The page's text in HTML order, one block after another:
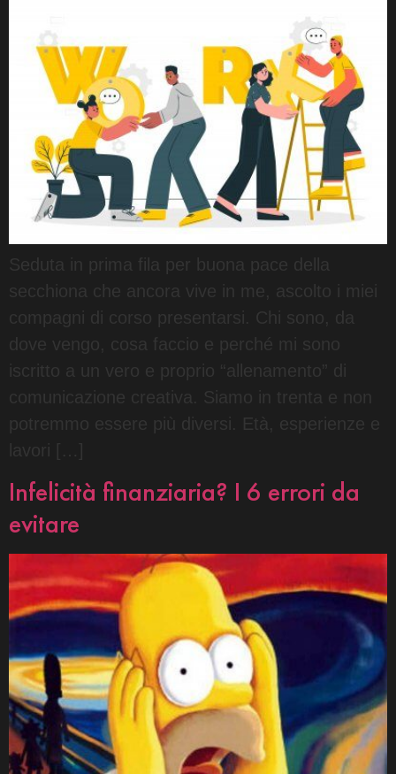
Seduta in prima fila per buona pace della
secchiona che ancora vive in me, ascolto i miei
compagni di corso presentarsi. Chi sono, da
dove vengo, cosa faccio e perché mi sono
iscritto a un vero e proprio “allenamento” di
comunicazione creativa. Siamo in trenta e non
potremmo essere più diversi. Età, esperienze e
lavori […]
Infelicità finanziaria? I 6 errori da
evitare